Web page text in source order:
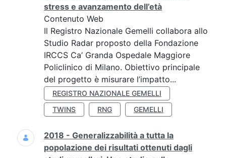
stress e avanzamento dell’età
Contenuto Web
Il Registro Nazionale Gemelli collabora allo
Studio Radar proposto della Fondazione
IRCCS Ca’ Granda Ospedale Maggiore
Policlinico di Milano. Obiettivo principale
del progetto è misurare l’impatto...
REGISTRO NAZIONALE GEMELLI
TWINS
RNG GEMELLI
2018 - Generalizzabilità a tutta la
popolazione dei risultati ottenuti dagli